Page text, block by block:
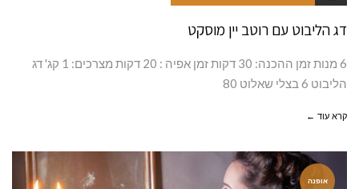
דג הליבוט עם רוטב יין מוסקט
6 מנות זמן ההכנה: 30 דקות זמן אפיה : 20 דקות מצרכים: 1 קג' דג
הליבוט 6 בצלי שאלוט 80
קרא עוד ←
אופנה